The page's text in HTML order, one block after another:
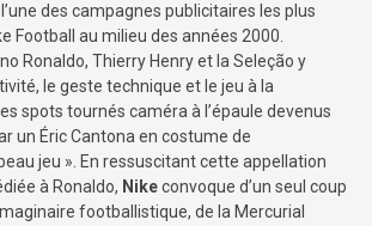
des campagnes publicitaires les plus
Football au milieu des années 2000.
Ronaldo, Thierry Henry et la Seleção y
le geste technique et le jeu à la
spots tournés caméra à l’épaule devenus
un Éric Cantona en costume de
jeu ». En ressuscitant cette appellation
à Ronaldo, Nikeconvoque d’un seul coup
footballistique, de la Mercurial